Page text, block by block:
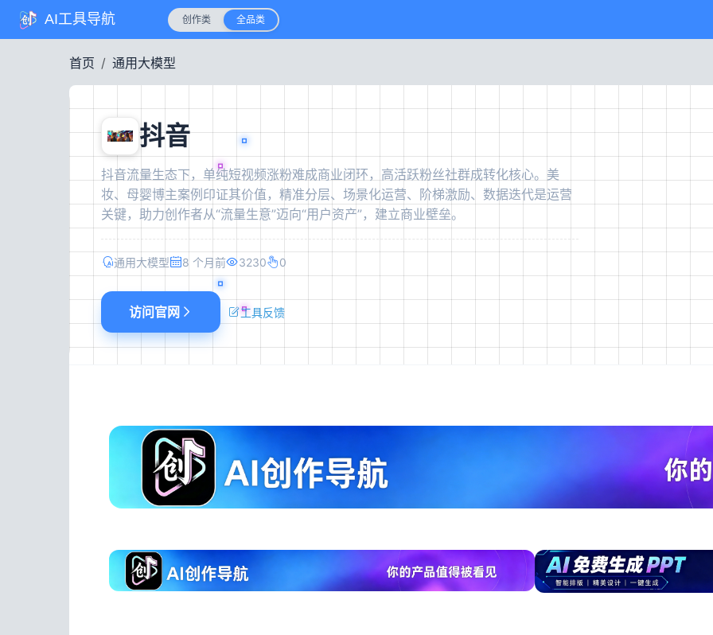
AI工具导航 创作类 全品类
首页 通用大模型
抖音
抖音流量生态下，单纯短视频涨粉难成商业闭环，高活跃粉丝社群成转化核心。美
妆、母婴博主案例印证其价值，精准分层、场景化运营、阶梯激励、数据迭代是运营
关键，助力创作者从“流量生意”迈向“用户资产”，建立商业壁垒。
通用大模型 8 个月前 3230 0
访问官网 工具反馈